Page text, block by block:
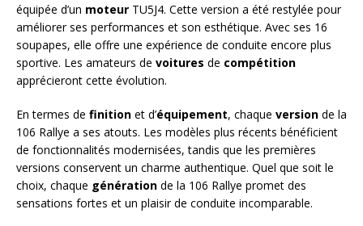
équipée d’un moteur TU5J4. Cette version a été restylée pour
améliorer ses performances et son esthétique. Avec ses 16
soupapes, elle offre une expérience de conduite encore plus
sportive. Les amateurs de voitures de compétition
apprécieront cette évolution.
En termes de finition et d’équipement, chaque version de la
106 Rallye a ses atouts. Les modèles plus récents bénéficient
de fonctionnalités modernisées, tandis que les premières
versions conservent un charme authentique. Quel que soit le
choix, chaque génération de la 106 Rallye promet des
sensations fortes et un plaisir de conduite incomparable.